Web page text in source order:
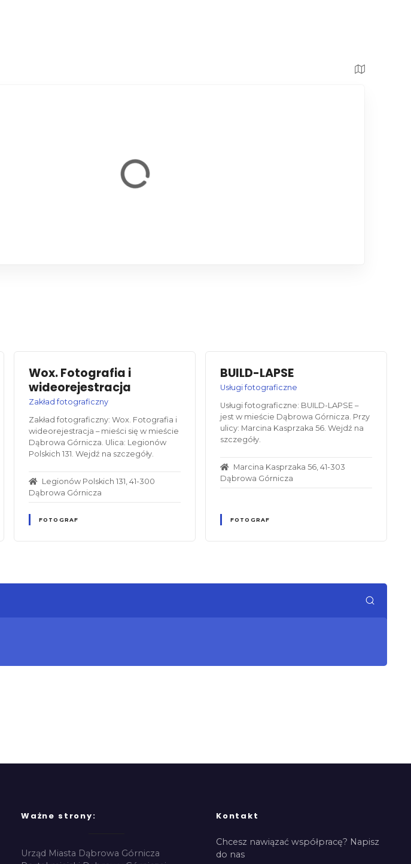
Wox. Fotografia i
wideorejestracja
Zakład fotograficzny
Zakład fotograficzny: Wox. Fotografia i
wideorejestracja – mieści się w mieście
Dąbrowa Górnicza. Ulica: Legionów
Polskich 131. Wejdź na szczegóły.
Legionów Polskich 131, 41-300
Dąbrowa Górnicza
FOTOGRAF
BUILD-LAPSE
Usługi fotograficzne
Usługi fotograficzne: BUILD-LAPSE –
jest w mieście Dąbrowa Górnicza. Przy
ulicy: Marcina Kasprzaka 56. Wejdź na
szczegóły.
Marcina Kasprzaka 56, 41-303
Dąbrowa Górnicza
FOTOGRAF
Ważne strony:
Urząd Miasta Dąbrowa Górnicza
Kontakt
Chcesz nawiązać współpracę? Napisz
do nas